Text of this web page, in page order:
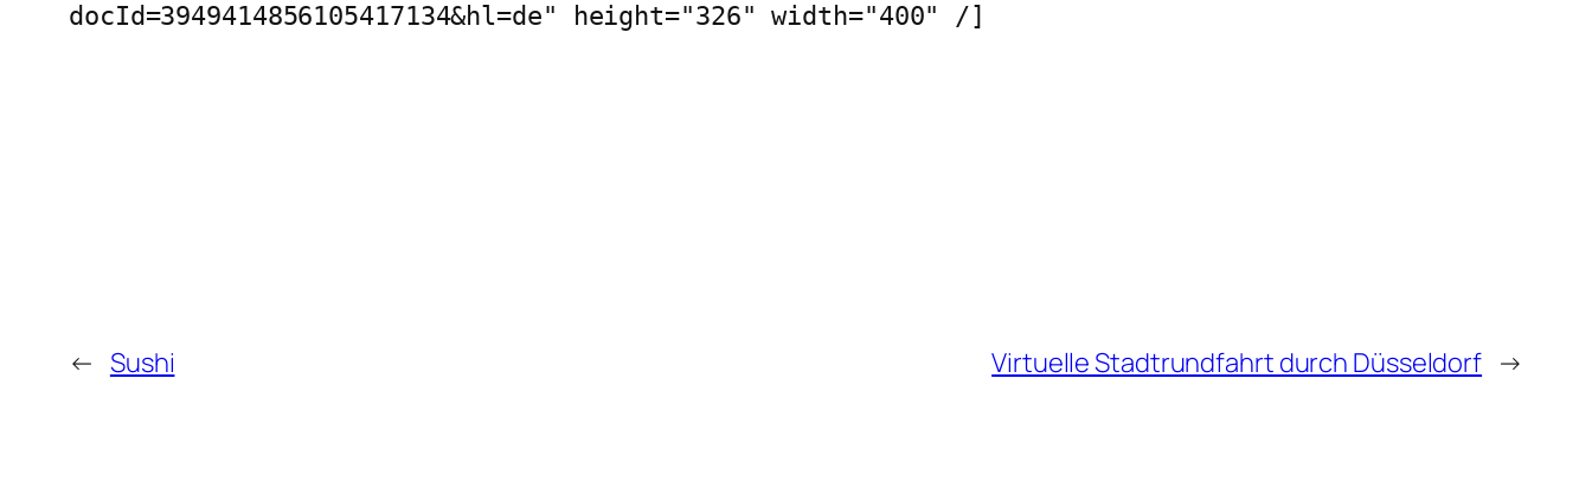
docId=3949414856105417134&hl=de" height="326" width="400" /]
← Sushi Virtuelle Stadtrundfahrt durch Düsseldorf →